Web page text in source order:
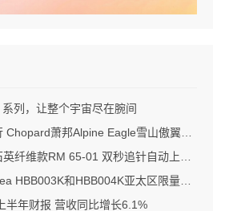
列，让整个宇宙尽在腕间
萧邦Alpine Eagle雪山傲翼系列时计臻选
款RM 65-01 双秒追针自动上链计时码表
和HBB004K亚太区限量版腕表
半年财报 营收同比增长6.1%